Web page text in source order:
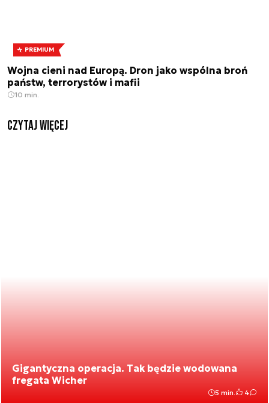
PREMIUM
Wojna cieni nad Europą. Dron jako wspólna broń
państw, terrorystów i mafii
10 min.
czytaj więcej
Gigantyczna operacja. Tak będzie wodowana
fregata Wicher
5 min. 4